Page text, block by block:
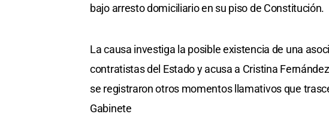
bajo arresto domiciliario en su piso de Constitución.
La causa investiga la posible existencia de una
contratistas del Estado y acusa a Cristina
se registraron otros momentos llamativos que
Gabinete